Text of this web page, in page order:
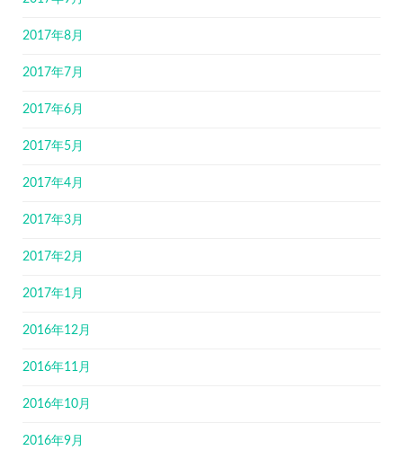
2017年8月
2017年7月
2017年6月
2017年5月
2017年4月
2017年3月
2017年2月
2017年1月
2016年12月
2016年11月
2016年10月
2016年9月